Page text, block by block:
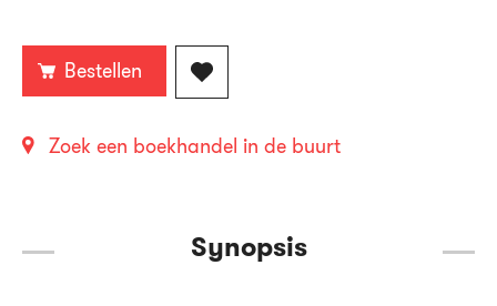
Bestellen
Zoek een boekhandel in de buurt
Synopsis